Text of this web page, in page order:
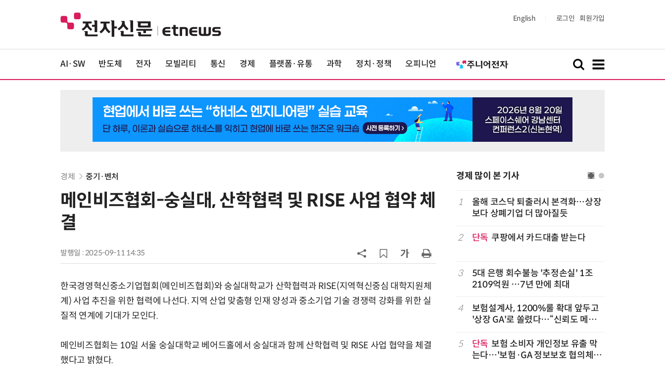
English 로그인 회원가입
AI·SW 반도체 전자 모빌리티 통신 경제 플랫폼·유통 과학 정치·정책 오피니언
경제 중기·벤처
메인비즈협회-숭실대, 산학협력 및 RISE 사업 협약 체
결
발행일 : 2025-09-11 14:35
한국경영혁신중소기업협회(메인비즈협회)와 숭실대학교가 산학협력과 RISE(지역혁신중심 대학지원체
계) 사업 추진을 위한 협력에 나선다. 지역 산업 맞춤형 인재 양성과 중소기업 기술 경쟁력 강화를 위한 실
질적 연계에 기대가 모인다.
메인비즈협회는 10일 서울 숭실대학교 베어드홀에서 숭실대과 함께 산학협력 및 RISE 사업 협약을 체결
했다고 밝혔다.
경제 많이 본 기사
6
LG 엑사원, 中企 제조현장 '전파'…
전자, 美 B2B 구독 시동
서 TV·모니터 '大戰'
9
“상장폐지 막아라”…중소 가전 기업,
10 코스피 급등에 매수 사이드카 발동
1
올해 코스닥 퇴출러시 본격화…상장
보다 상폐기업 더 많아질듯
2 단독 쿠팡에서 카드대출 받는다
3
5대 은행 회수불능 '추정손실' 1조
2109억원 …7년 만에 최대
4
보험설계사, 1200%룰 확대 앞두고
'상장 GA'로 쏠렸다…“신뢰도 메리
5
단독 보험 소비자 개인정보 유출 막
는다…'보험·GA 정보보호 협의체'